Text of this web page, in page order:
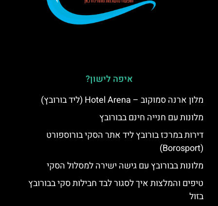
איפה לישון?
מלון ארנה סמוקוב – Hotel Arena (ליד בורובץ)
מלונות עם חנייה חינם בבורובץ
דירות במרכז בורובץ ליד אתר הסקי בורוספורט
(Borosport)
מלונות בבורובץ עם גישה ישירה למסלול הסקי
טיפים והמלצות איך לסגור לבד חבילות סקי בבורובץ
בזול